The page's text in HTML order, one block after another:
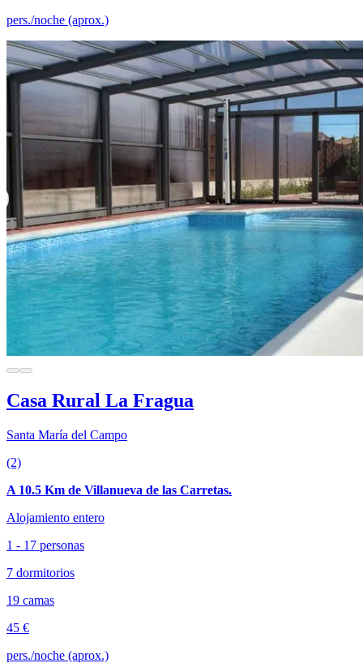
pers./noche (aprox.)
Casa Rural La Fragua
Santa María del Campo
(2)
A 10.5 Km de Villanueva de las Carretas.
Alojamiento entero
1 - 17 personas
7 dormitorios
19 camas
45 €
pers./noche (aprox.)